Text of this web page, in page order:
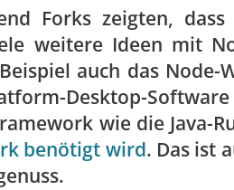
Forks zeigten,
weitere Ideen mit
auch das Node-
Desktop-
wie die Java-
benötigt wird. Das ist